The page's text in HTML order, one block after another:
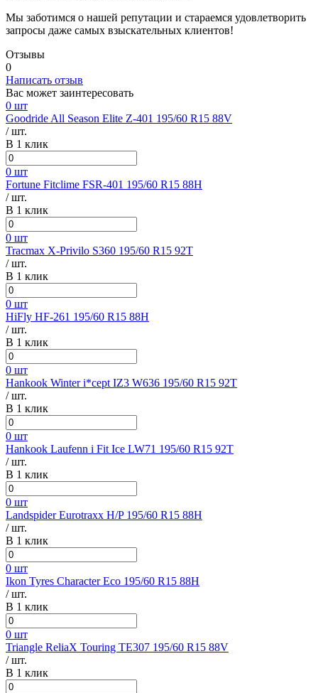
Мы заботимся о нашей репутации и стараемся удовлетворить
запросы даже самых взыскательных клиентов!
Отзывы
0
Написать отзыв
Вас может заинтересовать
0 шт
Goodride All Season Elite Z-401 195/60 R15 88V
/ шт.
В 1 клик
0 шт
Fortune Fitclime FSR-401 195/60 R15 88H
/ шт.
В 1 клик
0 шт
Tracmax X-Privilo S360 195/60 R15 92T
/ шт.
В 1 клик
0 шт
HiFly HF-261 195/60 R15 88H
/ шт.
В 1 клик
0 шт
Hankook Winter i*cept IZ3 W636 195/60 R15 92T
/ шт.
В 1 клик
0 шт
Hankook Laufenn i Fit Ice LW71 195/60 R15 92T
/ шт.
В 1 клик
0 шт
Landspider Eurotraxx H/P 195/60 R15 88H
/ шт.
В 1 клик
0 шт
Ikon Tyres Character Eco 195/60 R15 88H
/ шт.
В 1 клик
0 шт
Triangle ReliaX Touring TE307 195/60 R15 88V
/ шт.
В 1 клик